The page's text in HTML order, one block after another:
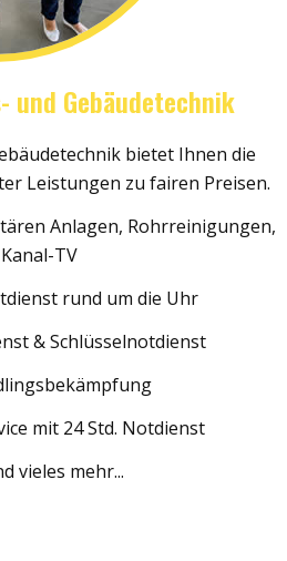
und Gebäudetechnik
bietet Ihnen die
Leistungen zu fairen Preisen.
Anlagen, Rohrreinigungen,
Kanal-TV
rund um die Uhr
& Schlüsselnotdienst
mit 24 Std. Notdienst
vieles mehr...